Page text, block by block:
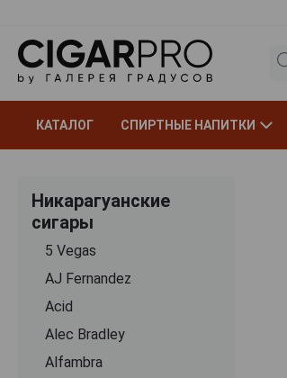
КАТАЛОГ СПИРТНЫЕ НАПИТКИ
Никарагуанские
сигары
5 Vegas
AJ Fernandez
Acid
Alec Bradley
Alfambra